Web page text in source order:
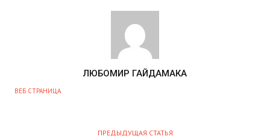
В
ЛЮБОМИР ГАЙДАМАКА
ВЕБ СТРАНИЦА
ПРЕДЫДУЩАЯ СТАТЬЯ